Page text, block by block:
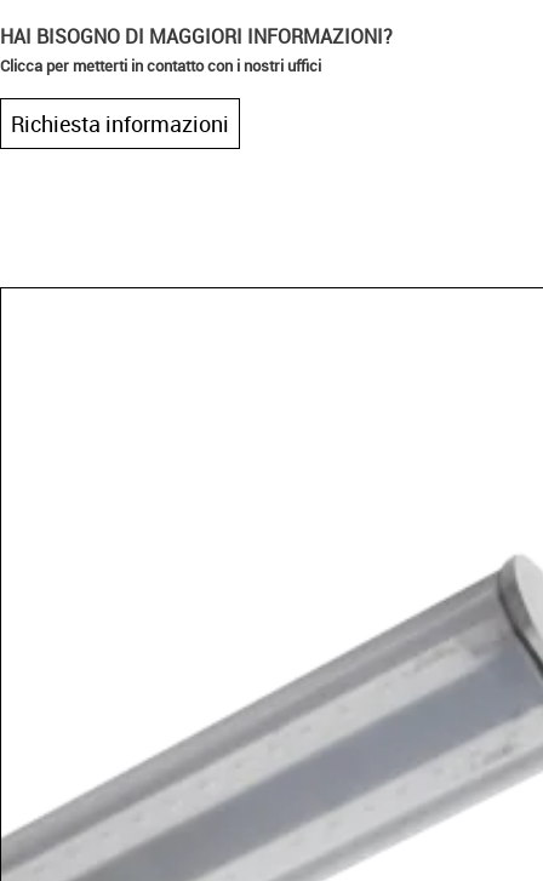
HAI BISOGNO DI MAGGIORI INFORMAZIONI?
Clicca per metterti in contatto con i nostri uffici
Richiesta informazioni